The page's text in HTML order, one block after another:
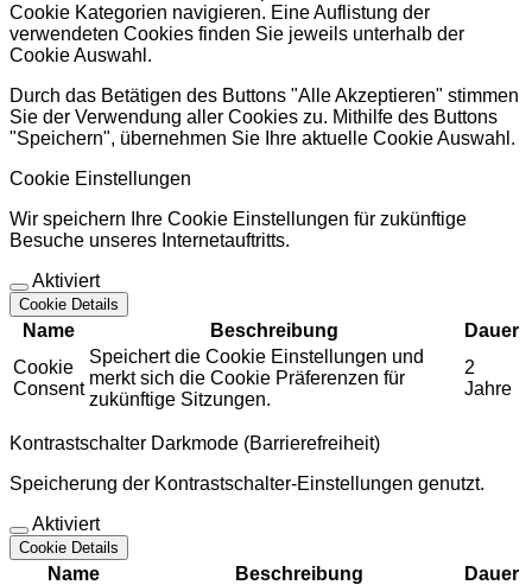
Cookie Kategorien navigieren. Eine Auflistung der
verwendeten Cookies finden Sie jeweils unterhalb der
Cookie Auswahl.
Durch das Betätigen des Buttons "Alle Akzeptieren" stimmen
Sie der Verwendung aller Cookies zu. Mithilfe des Buttons
"Speichern", übernehmen Sie Ihre aktuelle Cookie Auswahl.
Cookie Einstellungen
Wir speichern Ihre Cookie Einstellungen für zukünftige
Besuche unseres Internetauftritts.
Aktiviert
Cookie Details
Name Beschreibung
Dauer
Cookie
Consent
Speichert die Cookie Einstellungen und
merkt sich die Cookie Präferenzen für
zukünftige Sitzungen.
2
Jahre
Kontrastschalter Darkmode (Barrierefreiheit)
Speicherung der Kontrastschalter-Einstellungen genutzt.
Aktiviert
Cookie Details
Name Beschreibung
Dauer